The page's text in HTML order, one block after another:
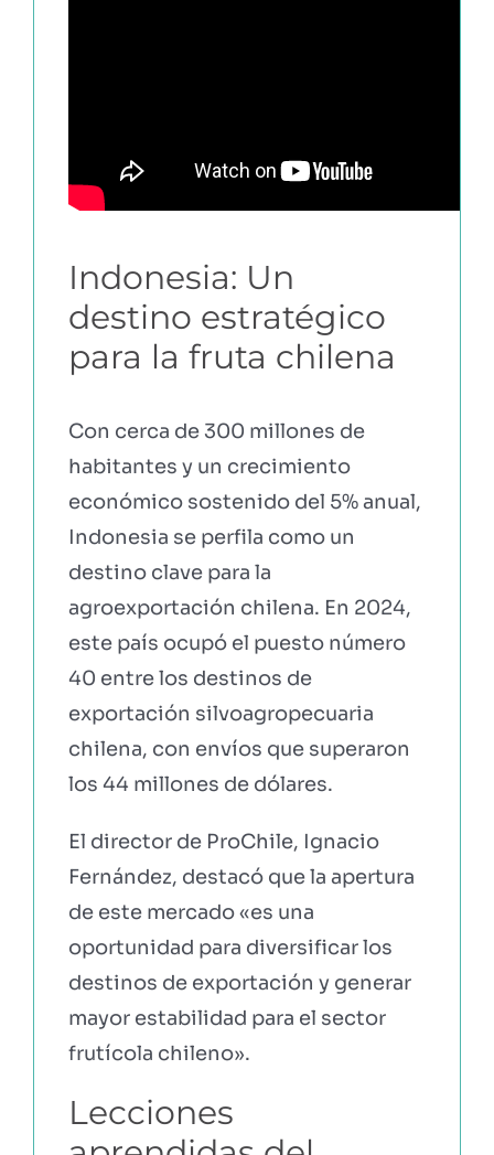
Indonesia: Un
destino estratégico
para la fruta chilena
Con cerca de 300 millones de
habitantes y un crecimiento
económico sostenido del 5% anual,
Indonesia se perfila como un
destino clave para la
agroexportación chilena. En 2024,
este país ocupó el puesto número
40 entre los destinos de
exportación silvoagropecuaria
chilena, con envíos que superaron
los 44 millones de dólares.
El director de ProChile, Ignacio
Fernández, destacó que la apertura
de este mercado «es una
oportunidad para diversificar los
destinos de exportación y generar
mayor estabilidad para el sector
frutícola chileno».
Lecciones